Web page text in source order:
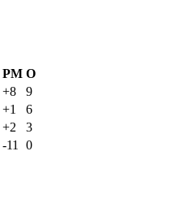
РМ О
+8
9
+1
6
+2
3
-11
0